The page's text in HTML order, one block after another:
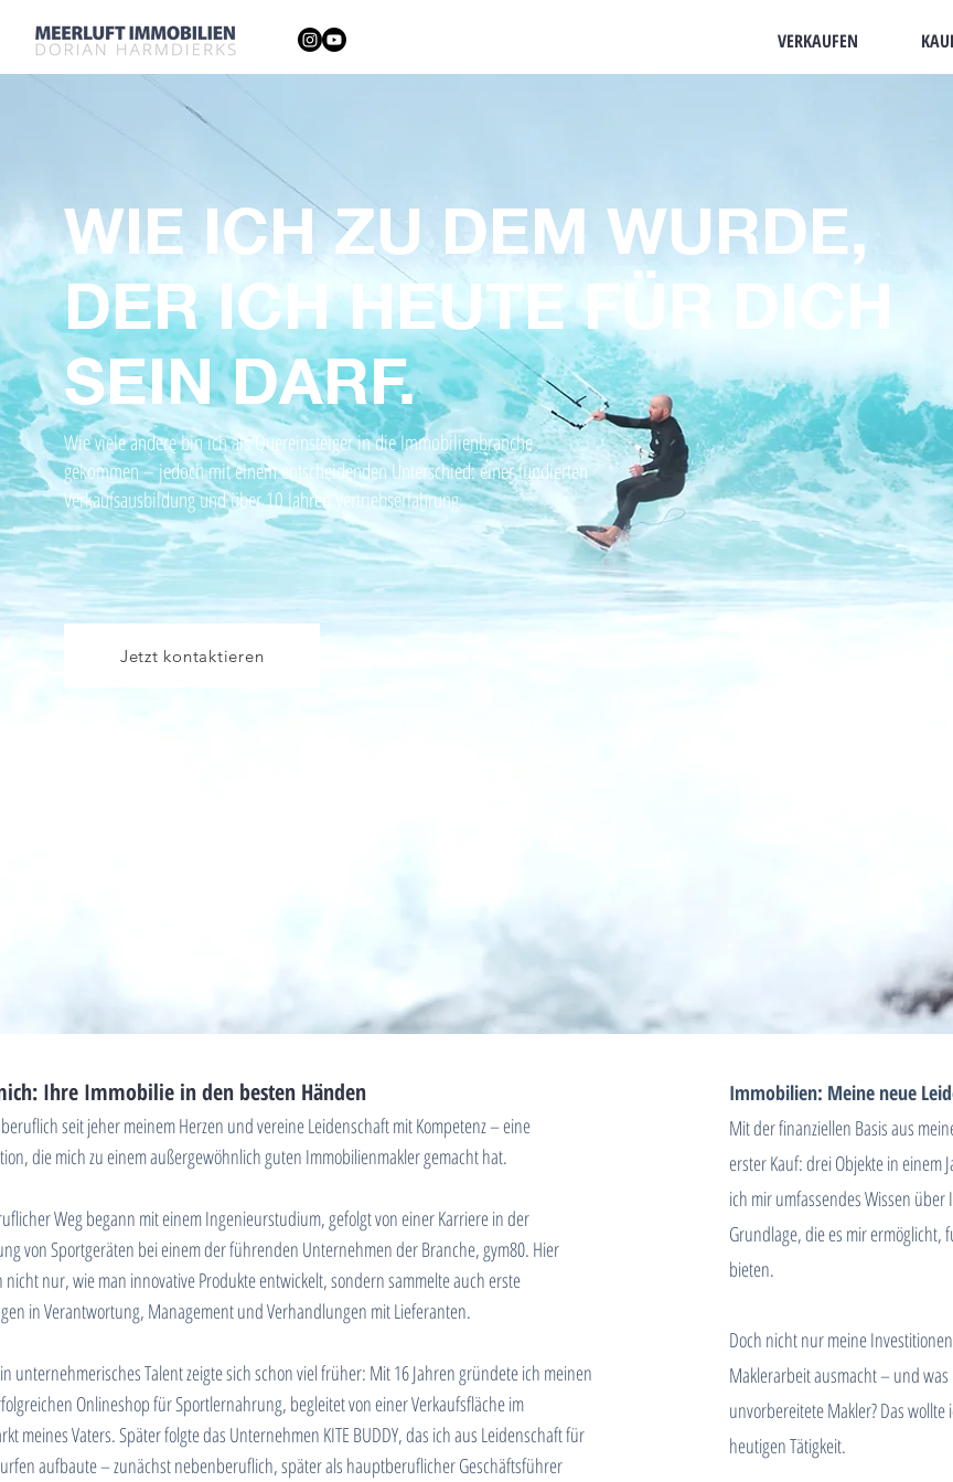
VERKAUFEN
WIE ICH ZU DEM WURDE,
DER ICH HEUTE FÜR DICH
SEIN DARF.
Wie viele andere bin ich als Quereinsteiger in die Immobilienbranche
gekommen – jedoch mit einem entscheidenden Unterschied: einer fundierten
Verkaufsausbildung und über 10 Jahren Vertriebserfahrung.
Jetzt kontaktieren
Ihre Immobilie in den besten Händen
seit jeher meinem Herzen und vereine Leidenschaft mit Kompetenz – eine
die mich zu einem außergewöhnlich guten Immobilienmakler gemacht hat.
Weg begann mit einem Ingenieurstudium, gefolgt von einer Karriere in der
von Sportgeräten bei einem der führenden Unternehmen der Branche, gym80. Hier
nicht nur, wie man innovative Produkte entwickelt, sondern sammelte auch erste
in Verantwortung, Management und Verhandlungen mit Lieferanten.
unternehmerisches Talent zeigte sich schon viel früher: Mit 16 Jahren gründete ich meinen
Onlineshop für Sportlernahrung, begleitet von einer Verkaufsfläche im
meines Vaters. Später folgte das Unternehmen KITE BUDDY, das ich aus Leidenschaft für
aufbaute – zunächst nebenberuflich, später als hauptberuflicher Geschäftsführer
Immobilien: Meine neue
Mit der finanziellen Basis aus
erster Kauf: drei Objekte in einem
ich mir umfassendes Wissen
Grundlage, die es mir ermöglicht,
bieten.
Doch nicht nur meine
Maklerarbeit ausmacht – und
unvorbereitete Makler? Das
heutigen Tätigkeit.